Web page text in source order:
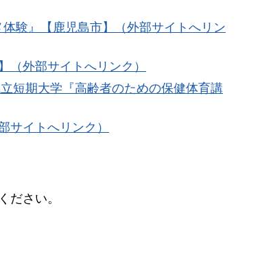
験』【鹿児島市】（外部サイトへリン
外部サイトへリンク）
短期大学『高齢者のための保健体育講
サイトへリンク）
ださい。